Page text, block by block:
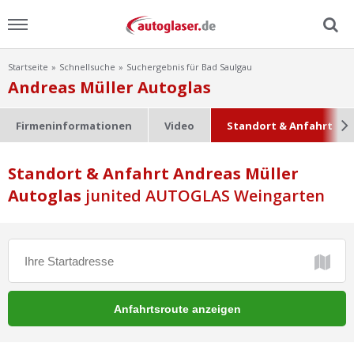
Menu
Home
Ratgeber
Scheibensuche
Startseite Schnellsuche Suchergebnis für Bad Saulgau
Andreas Müller Autoglas
Firmeninformationen Video Standort & Anfahrt
Standort & Anfahrt Andreas Müller
Autoglas junited AUTOGLAS Weingarten